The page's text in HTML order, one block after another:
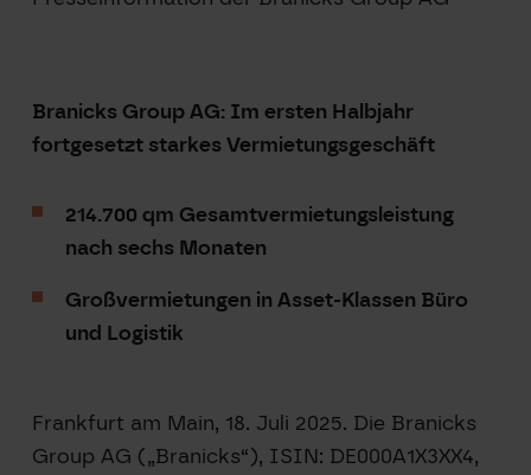
Branicks Group AG: Im ersten Halbjahr
fortgesetzt starkes Vermietungsgeschäft
214.700 qm Gesamtvermietungsleistung
nach sechs Monaten
Großvermietungen in Asset-Klassen Büro
und Logistik
Frankfurt am Main, 18. Juli 2025. Die Branicks
Group AG („Branicks“), ISIN: DE000A1X3XX4,